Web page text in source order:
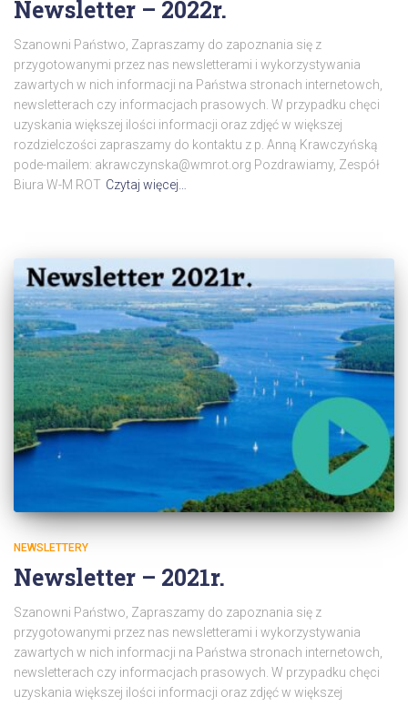
Newsletter – 2022r.
Szanowni Państwo, Zapraszamy do zapoznania się z
przygotowanymi przez nas newsletterami i wykorzystywania
zawartych w nich informacji na Państwa stronach internetowch,
newsletterach czy informacjach prasowych. W przypadku chęci
uzyskania większej ilości informacji oraz zdjęć w większej
rozdzielczości zapraszamy do kontaktu z p. Anną Krawczyńską
pode-mailem: akrawczynska@wmrot.org Pozdrawiamy, Zespół
Biura W-M ROT Czytaj więcej…
NEWSLETTERY
Newsletter – 2021r.
Szanowni Państwo, Zapraszamy do zapoznania się z
przygotowanymi przez nas newsletterami i wykorzystywania
zawartych w nich informacji na Państwa stronach internetowch,
newsletterach czy informacjach prasowych. W przypadku chęci
uzyskania większej ilości informacji oraz zdjęć w większej